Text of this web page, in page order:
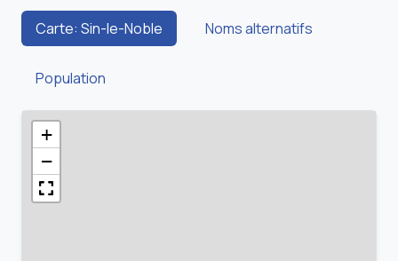
Carte: Sin-le-Noble Noms alternatifs
Population
+
−